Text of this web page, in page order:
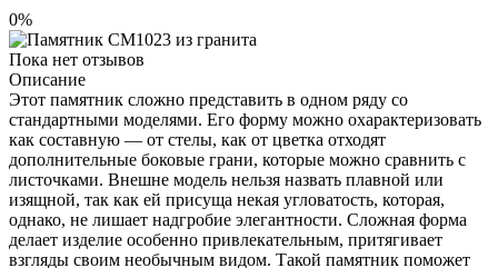
0%
Пока нет отзывов
Описание
Этот памятник сложно представить в одном ряду со
стандартными моделями. Его форму можно охарактеризовать
как составную — от стелы, как от цветка отходят
дополнительные боковые грани, которые можно сравнить с
листочками. Внешне модель нельзя назвать плавной или
изящной, так как ей присуща некая угловатость, которая,
однако, не лишает надгробие элегантности. Сложная форма
делает изделие особенно привлекательным, притягивает
взгляды своим необычным видом. Такой памятник поможет